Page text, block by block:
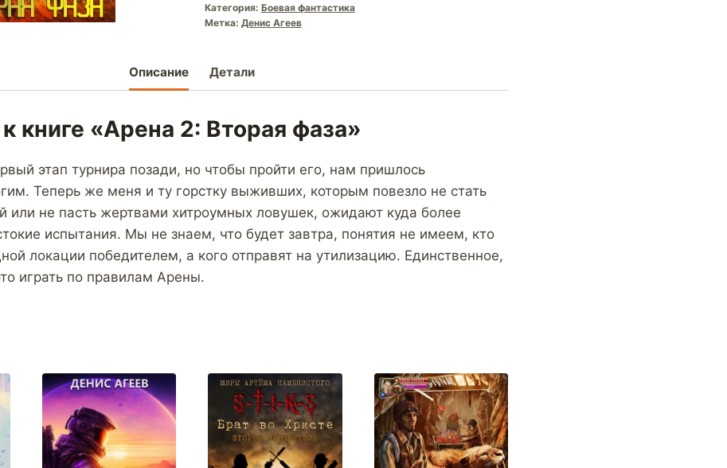
Категория: Боевая фантастика
Метка: Денис Агеев
Описание Детали
книге «Арена 2: Вторая фаза»
этап турнира позади, но чтобы пройти его, нам пришлось
Теперь же меня и ту горстку выживших, которым повезло не стать
или не пасть жертвами хитроумных ловушек, ожидают куда более
испытания. Мы не знаем, что будет завтра, понятия не имеем, кто
локации победителем, а кого отправят на утилизацию. Единственное,
играть по правилам Арены.